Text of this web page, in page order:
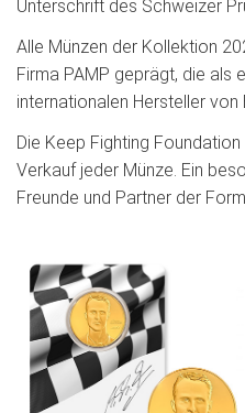
Unterschrift des Schweizer
Alle Münzen der Kollektion
Firma PAMP geprägt, die als
internationalen Hersteller von
Die Keep Fighting
Verkauf jeder Münze. Ein
Freunde und Partner der